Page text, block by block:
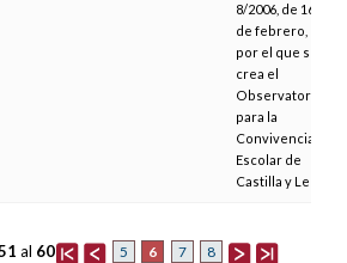
8/2006, de 16
de febrero,
por el que se
crea el
Observatorio
para la
Convivencia
Escolar de
Castilla y León
5 6 7 8
al 60